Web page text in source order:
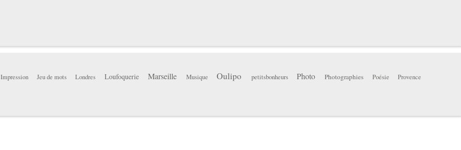
Impression Jeu de mots Londres Loufoquerie Marseille Musique Oulipo petitsbonheurs Photo Photographies Poésie Provence